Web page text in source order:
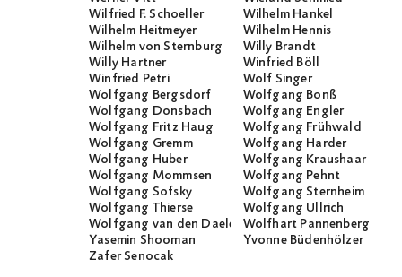
Wilfried F. Schoeller
Wilhelm Hankel
Wilhelm Heitmeyer
Wilhelm Hennis
Wilhelm von Sternburg
Willy Brandt
Willy Hartner
Winfried Böll
Winfried Petri
Wolf Singer
Wolfgang Bergsdorf
Wolfgang Bonß
Wolfgang Donsbach
Wolfgang Engler
Wolfgang Fritz Haug
Wolfgang Frühwald
Wolfgang Gremm
Wolfgang Harder
Wolfgang Huber
Wolfgang Kraushaar
Wolfgang Mommsen
Wolfgang Pehnt
Wolfgang Sofsky
Wolfgang Sternheim
Wolfgang Thierse
Wolfgang Ullrich
Wolfgang van den Daele
Wolfhart Pannenberg
Yasemin Shooman
Yvonne Büdenhölzer
Zafer Senocak